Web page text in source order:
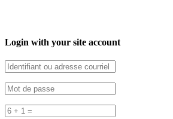
Login with your site account